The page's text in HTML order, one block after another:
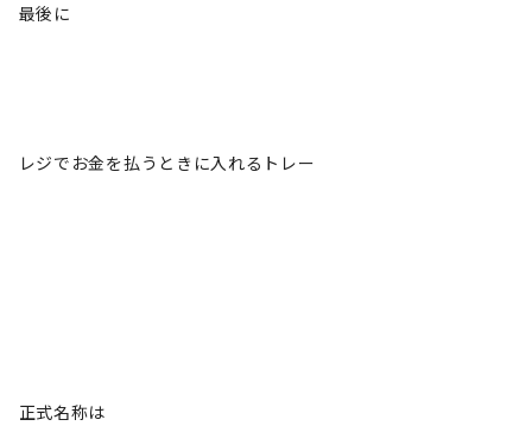
最後に
レジでお金を払うときに入れるトレー
正式名称は